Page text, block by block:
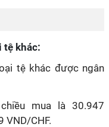
tệ khác:
tệ khác được ngân
mua là 30.947
VND/CHF.